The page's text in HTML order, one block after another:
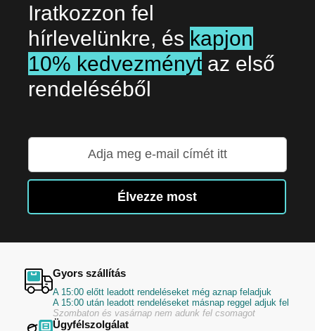
Iratkozzon fel
hírlevelünkre, és kapjon
10% kedvezményt az első
rendeléséből
hírlevelünkre:
Élvezze most
Gyors szállítás
A 15:00 előtt leadott rendeléseket még aznap feladjuk
A 15:00 után leadott rendeléseket másnap reggel adjuk fel
Szombaton és vasárnap nem adunk fel csomagot
Ügyfélszolgálat